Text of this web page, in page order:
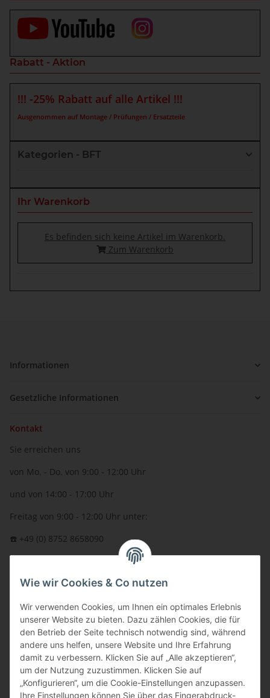
Rabatt - Aktion
!!! -25% Rabatt auf alle Artikel !!!
Ausgenommen auf Montage / Prüfungen / Ersatzteile
Kategorien - BFT
Ihr Warenkorb
Es befinden sich keine Artikel im Warenkorb.
Zum Warenkorb
Informationen
Gesetzliche Informationen
Kontakt
Sie erreichen uns
von Mo. - Do. von 9:00 - 12:00 Uhr
und von 14:00 - 17:00 Uhr
Freitag von 9:00 - 12:00 Uhr unter:
☎️ +49 (0) 8752 8658090
oder über unserKontaktformular
BFT - Autorisierter Fachhändler
Wie wir Cookies & Co nutzen
Wir verwenden Cookies, um Ihnen ein optimales Erlebnis
unserer Website zu bieten. Dazu zählen Cookies, die für
den Betrieb der Seite technisch notwendig sind, während
andere uns helfen, unsere Website und Ihre Erfahrung
damit zu verbessern. Klicken Sie auf „Alle akzeptieren“,
um der Nutzung zuzustimmen. Klicken Sie auf
„Konfigurieren“, um die Cookie-Einstellungen anzupassen.
Ihre Einstellungen können Sie über das Fingerabdruck-